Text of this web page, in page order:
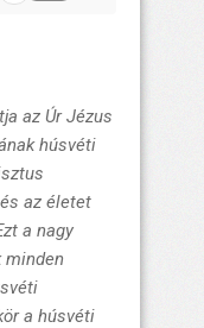
az Úr Jézus
húsvéti
az életet
a nagy
minden
a húsvéti